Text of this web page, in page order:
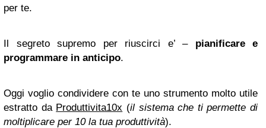
per te.
Il segreto supremo per riuscirci e’ – pianificare e
programmare in anticipo.
Oggi voglio condividere con te uno strumento molto utile
estratto da Produttivita10x (il sistema che ti permette di
moltiplicare per 10 la tua produttività).